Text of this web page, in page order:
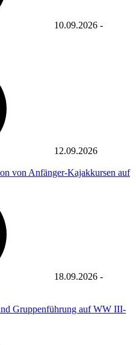
10.09.2026 -
12.09.2026
von Anfänger-Kajakkursen auf
18.09.2026 -
Gruppenführung auf WW III-